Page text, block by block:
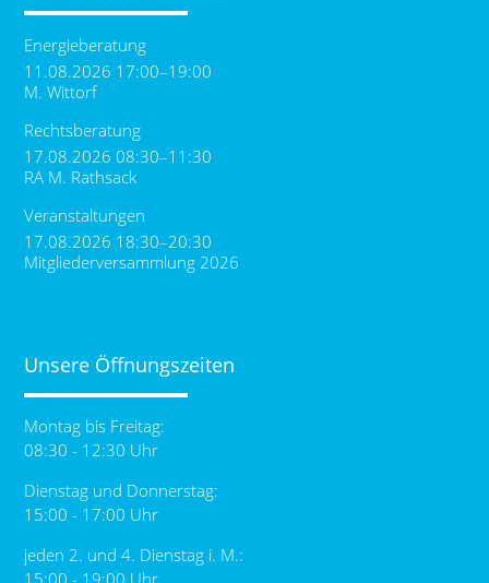
Energieberatung
11.08.2026 17:00–19:00
M. Wittorf
Rechtsberatung
17.08.2026 08:30–11:30
RA M. Rathsack
Veranstaltungen
17.08.2026 18:30–20:30
Mitgliederversammlung 2026
Unsere Öffnungszeiten
Montag bis Freitag:
08:30 - 12:30 Uhr
Dienstag und Donnerstag:
15:00 - 17:00 Uhr
jeden 2. und 4. Dienstag i. M.: